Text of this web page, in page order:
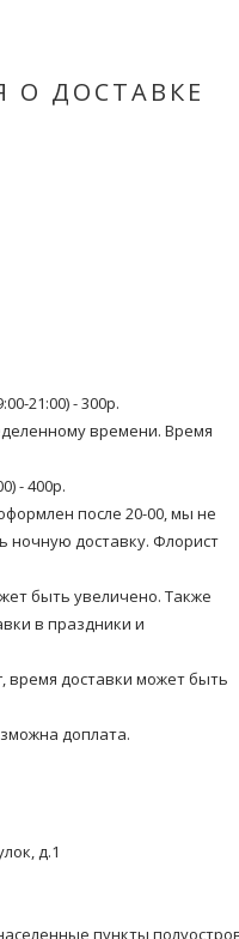
ДОСТАВКЕ
21:00) - 300р.
времени. Время
- 400р.
после 20-00, мы не
ночную доставку. Флорист
быть увеличено. Также
в праздники и
время доставки может быть
доплата.
д.1
пункты